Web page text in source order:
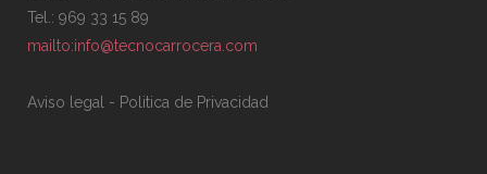
Tel.: 969 33 15 89
mailto:info@tecnocarrocera.com
Aviso legal - Politica de Privacidad